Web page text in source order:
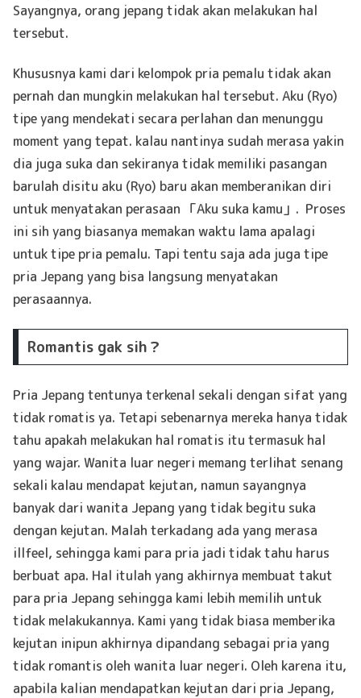
Sayangnya, orang jepang tidak akan melakukan hal
tersebut.
Khususnya kami dari kelompok pria pemalu tidak akan
pernah dan mungkin melakukan hal tersebut. Aku (Ryo)
tipe yang mendekati secara perlahan dan menunggu
moment yang tepat. kalau nantinya sudah merasa yakin
dia juga suka dan sekiranya tidak memiliki pasangan
barulah disitu aku (Ryo) baru akan memberanikan diri
untuk menyatakan perasaan 「Aku suka kamu」. Proses
ini sih yang biasanya memakan waktu lama apalagi
untuk tipe pria pemalu. Tapi tentu saja ada juga tipe
pria Jepang yang bisa langsung menyatakan
perasaannya.
Romantis gak sih？
Pria Jepang tentunya terkenal sekali dengan sifat yang
tidak romatis ya. Tetapi sebenarnya mereka hanya tidak
tahu apakah melakukan hal romatis itu termasuk hal
yang wajar. Wanita luar negeri memang terlihat senang
sekali kalau mendapat kejutan, namun sayangnya
banyak dari wanita Jepang yang tidak begitu suka
dengan kejutan. Malah terkadang ada yang merasa
illfeel, sehingga kami para pria jadi tidak tahu harus
berbuat apa. Hal itulah yang akhirnya membuat takut
para pria Jepang sehingga kami lebih memilih untuk
tidak melakukannya. Kami yang tidak biasa memberika
kejutan inipun akhirnya dipandang sebagai pria yang
tidak romantis oleh wanita luar negeri. Oleh karena itu,
apabila kalian mendapatkan kejutan dari pria Jepang,